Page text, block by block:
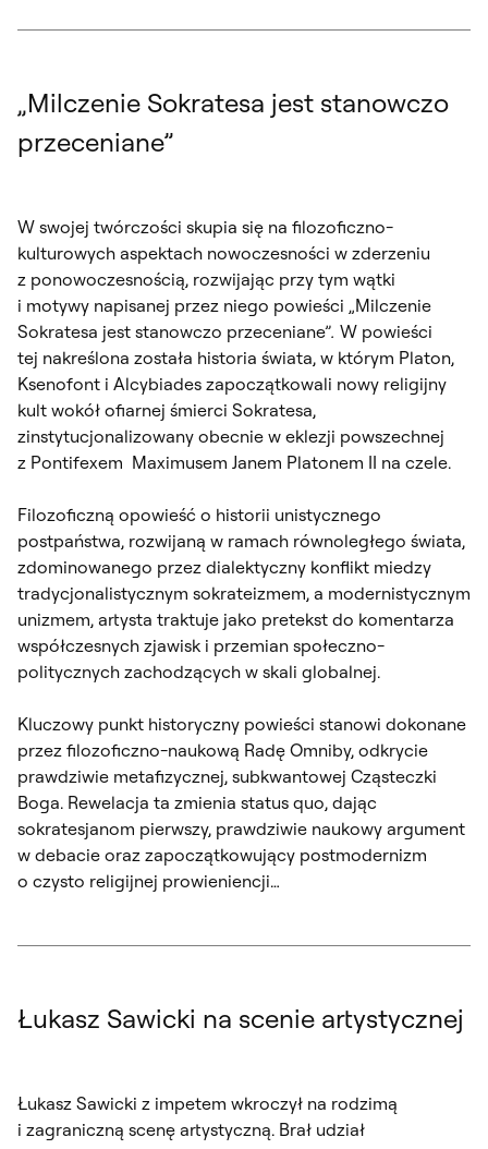
„Milczenie Sokratesa jest stanowczo
przeceniane”
W swojej twórczości skupia się na filozoficzno-
kulturowych aspektach nowoczesności w zderzeniu
z ponowoczesnością, rozwijając przy tym wątki
i motywy napisanej przez niego powieści „Milczenie
Sokratesa jest stanowczo przeceniane”. W powieści
tej nakreślona została historia świata, w którym Platon,
Ksenofont i Alcybiades zapoczątkowali nowy religijny
kult wokół ofiarnej śmierci Sokratesa,
zinstytucjonalizowany obecnie w eklezji powszechnej
z Pontifexem Maximusem Janem Platonem II na czele.
Filozoficzną opowieść o historii unistycznego
postpaństwa, rozwijaną w ramach równoległego świata,
zdominowanego przez dialektyczny konflikt miedzy
tradycjonalistycznym sokrateizmem, a modernistycznym
unizmem, artysta traktuje jako pretekst do komentarza
współczesnych zjawisk i przemian społeczno-
politycznych zachodzących w skali globalnej.
Kluczowy punkt historyczny powieści stanowi dokonane
przez filozoficzno-naukową Radę Omniby, odkrycie
prawdziwie metafizycznej, subkwantowej Cząsteczki
Boga. Rewelacja ta zmienia status quo, dając
sokratesjanom pierwszy, prawdziwie naukowy argument
w debacie oraz zapoczątkowujący postmodernizm
o czysto religijnej prowieniencji…
Łukasz Sawicki na scenie artystycznej
Łukasz Sawicki z impetem wkroczył na rodzimą
i zagraniczną scenę artystyczną. Brał udział